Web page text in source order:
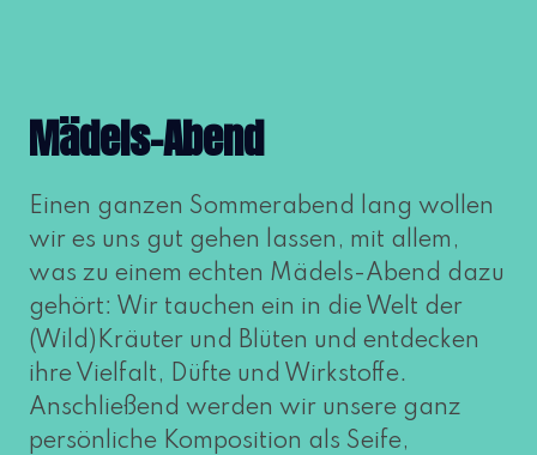
Mädels-Abend
Einen gan­zen Sommerabend lang wol­len
wir es uns gut gehen las­sen, mit allem,
was zu einem ech­ten Mädels-Abend dazu
gehört: Wir tau­chen ein in die Welt der
(Wild)Kräuter und Blüten und ent­de­cken
ihre Vielfalt, Düfte und Wirkstoffe.
Anschließend wer­den wir unse­re ganz
per­sön­li­che Komposition als Seife,